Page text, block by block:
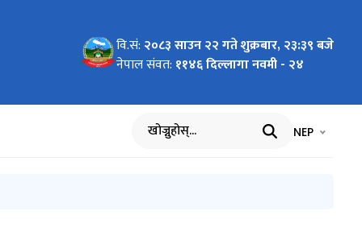
कक्षा वि.सं: २०८३ साउन २२ गते शुक्रबार, २३:३९ बजे
नेपाल संवत: ११४६ दिल्लागा नवमी - २४
खोज्नुहोस् भाषा चयन
NEP